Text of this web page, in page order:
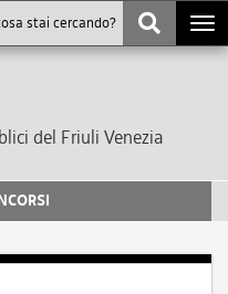
del Friuli Venezia